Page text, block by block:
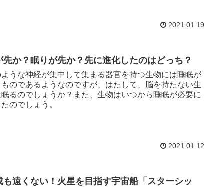
2021.01.19
先か？眠りが先か？先に進化したのはどっち？
うな神経が集中して集まる器官を持つ生物には睡眠が
のであるようなのですが、はたして、脳を持たない生
るのでしょうか？また、生物はいつから睡眠が必要に
のでしょう。
2021.01.12
も遠くない！火星を目指す宇宙船「スターシッ